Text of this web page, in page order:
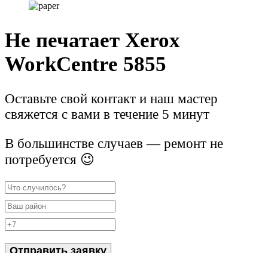
Не печатает Xerox
WorkCentre 5855
Оставьте свой контакт и наш мастер
свяжется с вами в течение 5 минут
В большинстве случаев — ремонт не
потребуется 😉
Отправить заявку